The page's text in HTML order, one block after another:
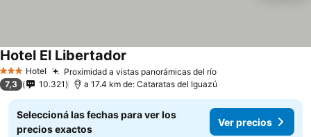
3 Estrellas
Hotel Proximidad a vistas panorámicas del río
Hotel El Libertador
7,3 10.321 a 17.4 km de: Cataratas del Iguazú
Seleccioná las fechas para ver los
precios exactos
Ver precios